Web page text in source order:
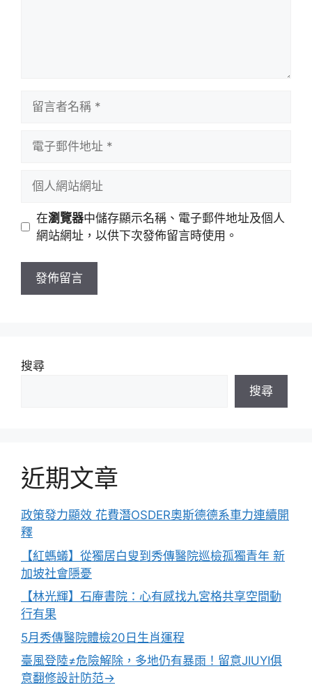
址
站
址
在瀏覽器中儲存顯示名稱、電子郵件地址及個人
網站網址，以供下次發佈留言時使用。
搜尋
搜尋
近期文章
政策發力顯效 花費潛OSDER奧斯德德系車力連續開
釋
【紅螞蟻】從獨居白叟到秀傳醫院巡檢孤獨青年 新
加坡社會隱憂
【林光輝】石庵書院：心有感找九宮格共享空間動
行有果
5月秀傳醫院體檢20日生肖運程
臺風登陸≠危險解除，多地仍有暴雨！留意JIUYI俱
意翻修設計防范→